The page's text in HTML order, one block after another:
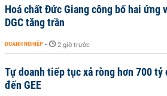
Hoá chất Đức Giang công bố hai ứng
DGC tăng trần
DOANH NGHIỆP - 2 giờ trước
Tự doanh tiếp tục xả ròng hơn 700
đến GEE